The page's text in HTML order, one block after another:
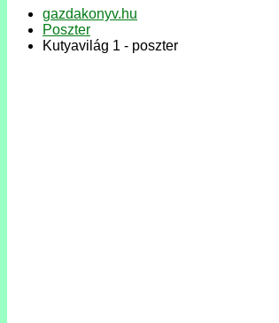
gazdakonyv.hu
Poszter
Kutyavilág 1 - poszter